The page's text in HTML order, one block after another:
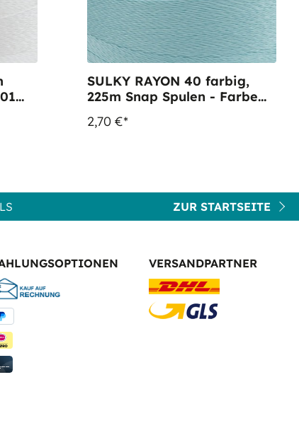
SULKY RAYON 40 farbig,
225m Snap Spulen - Farbe
2,70 €*
ZUR STARTSEITE
VERSANDPARTNER